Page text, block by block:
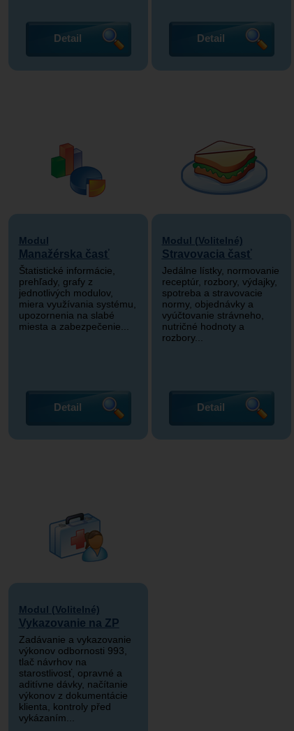
Detail Detail
Modul
Manažérska časť
Štatistické informácie,
prehľady, grafy z
jednotlivých modulov,
miera využívania systému,
upozornenia na slabé
miesta a zabezpečenie...
Detail
Modul (Volitelné)
Stravovacia časť
Jedálne lístky, normovanie
receptúr, rozbory, výdajky,
spotreba a stravovacie
normy, objednávky a
vyúčtovanie strávneho,
nutričné hodnoty a
rozbory...
Detail
Modul (Volitelné)
Vykazovanie na ZP
Zadávanie a vykazovanie
výkonov odbornosti 993,
tlač návrhov na
starostlivosť, opravné a
aditívne dávky, načítanie
výkonov z dokumentácie
klienta, kontroly před
vykázaním...